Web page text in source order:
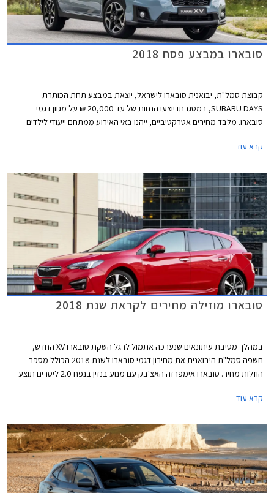
סובארו במבצע פסח 2018
קבוצת סמל"ת, יבואנית סובארו לישראל, יוצאת במבצע תחת הכותרת
SUBARU DAYS, במסגרתו יוצעו הנחות של עד 20,000 ₪ על מגוון דגמי
סובארו. מלבד מחירים אטרקטיביים, ייהנו באי האירוע ממתחם ייעודי לילדים
קרא עוד
סובארו מוזילה מחירים לקראת שנת 2018
במהלך מסיבת עיתונאים שנערכה אתמול לרגל השקת סובארו XV החדש,
חשפה סמל"ת היבואנית את מחירון דגמי סובארו לשנת 2018 הכולל מספר
הוזלות מחיר. סובארו אימפרזה האצ'בק עם מנוע בנזין בנפח 2.0 ליטרים תוצע
קרא עוד